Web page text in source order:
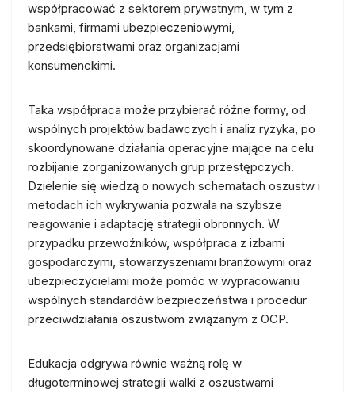
współpracować z sektorem prywatnym, w tym z
bankami, firmami ubezpieczeniowymi,
przedsiębiorstwami oraz organizacjami
konsumenckimi.
Taka współpraca może przybierać różne formy, od
wspólnych projektów badawczych i analiz ryzyka, po
skoordynowane działania operacyjne mające na celu
rozbijanie zorganizowanych grup przestępczych.
Dzielenie się wiedzą o nowych schematach oszustw i
metodach ich wykrywania pozwala na szybsze
reagowanie i adaptację strategii obronnych. W
przypadku przewoźników, współpraca z izbami
gospodarczymi, stowarzyszeniami branżowymi oraz
ubezpieczycielami może pomóc w wypracowaniu
wspólnych standardów bezpieczeństwa i procedur
przeciwdziałania oszustwom związanym z OCP.
Edukacja odgrywa równie ważną rolę w
długoterminowej strategii walki z oszustwami